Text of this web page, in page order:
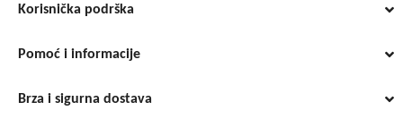
Korisnička podrška
Pomoć i informacije
Brza i sigurna dostava